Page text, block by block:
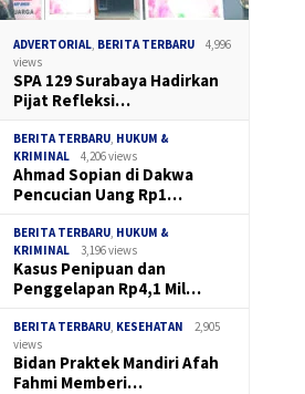
ADVERTORIAL BERITA TERBARU
4,996
views
SPA 129 Surabaya Hadirkan
Pijat Refleksi…
BERITA TERBARU HUKUM &
KRIMINAL
4,206 views
Ahmad Sopian di Dakwa
Pencucian Uang Rp1…
BERITA TERBARU HUKUM &
KRIMINAL
3,196 views
Kasus Penipuan dan
Penggelapan Rp4,1 Mil…
BERITA TERBARU KESEHATAN
2,905
views
Bidan Praktek Mandiri Afah
Fahmi Memberi…